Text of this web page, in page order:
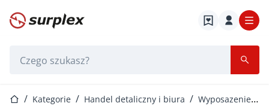
Strona główna
Strona główna
Kategorie Handel detaliczny i biura Wyposazenie biur